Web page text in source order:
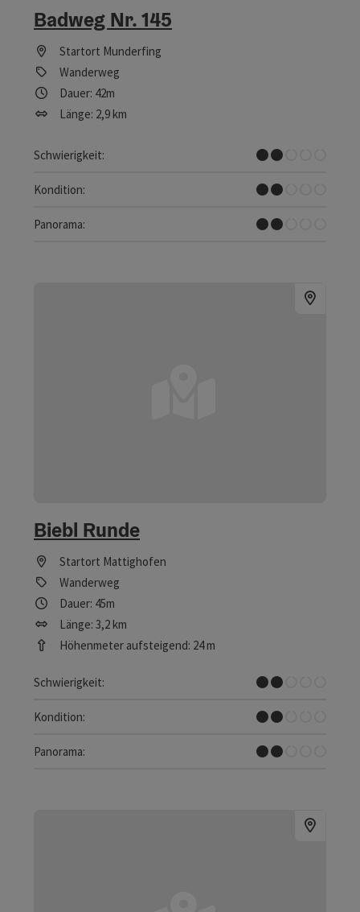
Badweg Nr. 145
Startort Munderfing
Wanderweg
Dauer: 42m
Länge: 2,9 km
Schwierigkeit:
Leicht
Kondition:
Leicht
Panorama:
Einzelne Ausblicke
Biebl Runde
Startort Mattighofen
Wanderweg
Dauer: 45m
Länge: 3,2 km
Höhenmeter aufsteigend: 24 m
Schwierigkeit:
Leicht
Kondition:
Leicht
Panorama:
Einzelne Ausblicke